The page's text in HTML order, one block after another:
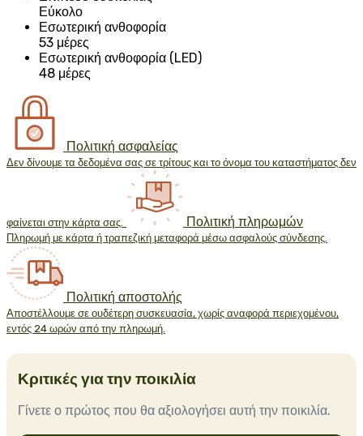
Εύκολο
Εσωτερική ανθοφορία
53 μέρες
Εσωτερική ανθοφορία (LED)
48 μέρες
Πολιτική ασφαλείας
Δεν δίνουμε τα δεδομένα σας σε τρίτους και το όνομα του καταστήματος δεν
φαίνεται στην κάρτα σας. Πολιτική πληρωμών
Πληρωμή με κάρτα ή τραπεζική μεταφορά μέσω ασφαλούς σύνδεσης.
Πολιτική αποστολής
Αποστέλλουμε σε ουδέτερη συσκευασία, χωρίς αναφορά περιεχομένου,
εντός 24 ωρών από την πληρωμή.
Κριτικές για την ποικιλία
Γίνετε ο πρώτος που θα αξιολογήσει αυτή την ποικιλία.